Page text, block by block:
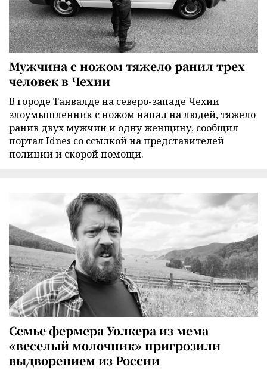
Мужчина с ножом тяжело ранил трех
человек в Чехии
В городе Танвалде на северо-западе Чехии
злоумышленник с ножом напал на людей, тяжело
ранив двух мужчин и одну женщину, сообщил
портал Idnes со ссылкой на представителей
полиции и скорой помощи.
Семье фермера Уолкера из мема
«веселый молочник» пригрозили
выдворением из России